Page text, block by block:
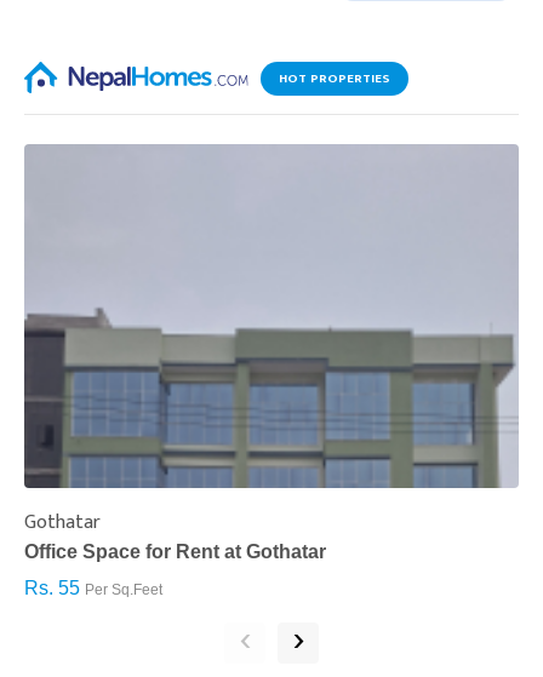
HOT PROPERTIES
Gothatar
Office Space for Rent at Gothatar
Rs. 55 Per Sq.Feet
‹ ›